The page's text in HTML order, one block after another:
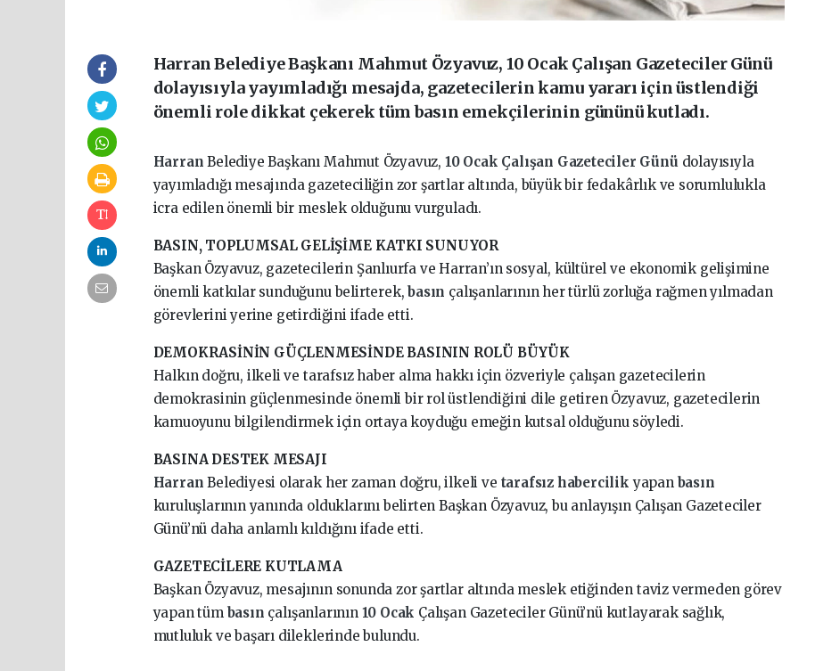
Harran Belediye Başkanı Mahmut Özyavuz, 10 Ocak Çalışan Gazeteciler Günü
dolayısıyla yayımladığı mesajda, gazetecilerin kamu yararı için üstlendiği
önemli role dikkat çekerek tüm basın emekçilerinin gününü kutladı.
HarranBelediye Başkanı Mahmut Özyavuz, 10 Ocak Çalışan Gazeteciler Günü dolayısıyla
yayımladığı mesajında gazeteciliğin zor şartlar altında, büyük bir fedakârlık ve sorumlulukla
icra edilen önemli bir meslek olduğunu vurguladı.
BASIN, TOPLUMSAL GELİŞİME KATKI SUNUYOR
Başkan Özyavuz, gazetecilerin Şanlıurfa ve Harran’ın sosyal, kültürel ve ekonomik gelişimine
önemli katkılar sunduğunu belirterek,basın çalışanlarının her türlü zorluğa rağmen yılmadan
görevlerini yerine getirdiğini ifade etti.
DEMOKRASİNİN GÜÇLENMESİNDE BASININ ROLÜ BÜYÜK
Halkın doğru, ilkeli ve tarafsız haber alma hakkı için özveriyle çalışan gazetecilerin
demokrasinin güçlenmesinde önemli bir rol üstlendiğini dile getiren Özyavuz, gazetecilerin
kamuoyunu bilgilendirmek için ortaya koyduğu emeğin kutsal olduğunu söyledi.
BASINA DESTEK MESAJI
HarranBelediyesi olarak her zaman doğru, ilkeli ve tarafsız habercilikyapan basın
kuruluşlarının yanında olduklarını belirten Başkan Özyavuz, bu anlayışın Çalışan Gazeteciler
Günü’nü daha anlamlı kıldığını ifade etti.
GAZETECİLERE KUTLAMA
Başkan Özyavuz, mesajının sonunda zor şartlar altında meslek etiğinden taviz vermeden görev
yapan tüm basın çalışanlarının 10 Ocak Çalışan Gazeteciler Günü’nü kutlayarak sağlık,
mutluluk ve başarı dileklerinde bulundu.